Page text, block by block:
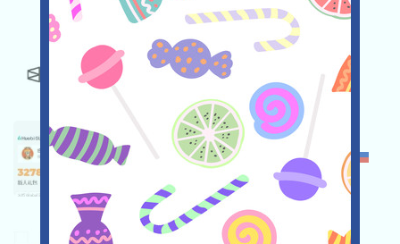
POLYMARKET
★★★☆3.5
HUOBI
★★★ 3.0
OKX